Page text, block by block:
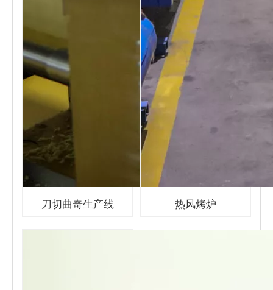
刀切曲奇生产线 热风烤炉